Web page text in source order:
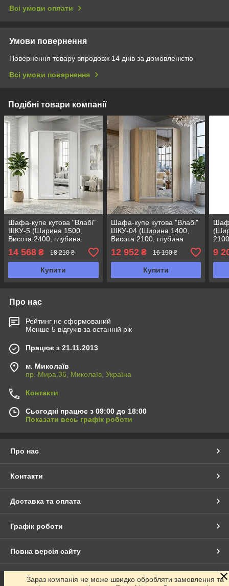
Всі умови оплати
Умови повернення
Повернення товару впродовж 14 днів за домовленістю
Всі умови повернення
Подібні товари компанії
Шафа-купе кутова "Влабі"
ШКУ-5 (Ширина 1500,
Висота 2400, глубина
1500)
14 568 ₴ 18 210 ₴
Купити
Шафа-купе кутова "Влабі"
ШКУ-04 (Ширина 1400,
Висота 2100, глубина
1400)
12 952₴ 16 190 ₴
Купити
9
Про нас
Рейтинг не сформований
Менше 5 відгуків за останній рік
Працює з 21.11.2013
м. Миколаїв
пр. Мира,36, Миколаїв, Україна
Контакти
Сьогодні працює з 09:00 до 18:00
Показати весь графік роботи
Про нас
Контакти
Доставка та оплата
Графік роботи
Повна версія сайту
Сайт створено на маркетплейсіProm.ua
Зараз компанія не може швидко обробляти замовлення та